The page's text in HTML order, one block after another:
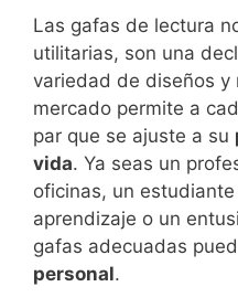
Las gafas de lectura
utilitarias, son una
variedad de diseños y
mercado permite a
par que se ajuste a su
vida. Ya seas un
oficinas, un
aprendizaje o un
gafas adecuadas
personal.